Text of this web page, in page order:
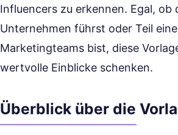
Influencers zu erkennen. Egal, ob
Unternehmen führst oder Teil
Marketingteams bist, diese
wertvolle Einblicke schenken.
Überblick über die